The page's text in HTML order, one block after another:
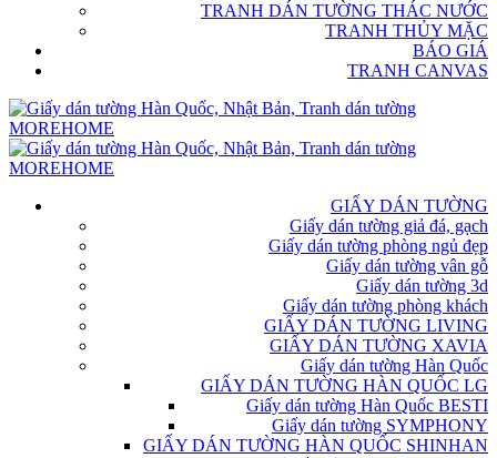
TRANH DÁN TƯỜNG THÁC NƯỚC
TRANH THỦY MẶC
BÁO GIÁ
TRANH CANVAS
GIẤY DÁN TƯỜNG
Giấy dán tường giả đá, gạch
Giấy dán tường phòng ngủ đẹp
Giấy dán tường vân gỗ
Giấy dán tường 3d
Giấy dán tường phòng khách
GIẤY DÁN TƯỜNG LIVING
GIẤY DÁN TƯỜNG XAVIA
Giấy dán tường Hàn Quốc
GIẤY DÁN TƯỜNG HÀN QUỐC LG
Giấy dán tường Hàn Quốc BESTI
Giấy dán tường SYMPHONY
GIẤY DÁN TƯỜNG HÀN QUỐC SHINHAN